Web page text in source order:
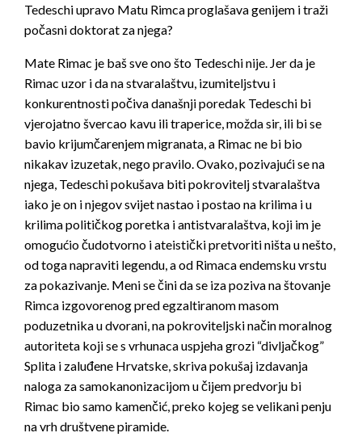
Tedeschi upravo Matu Rimca proglašava genijem i traži
počasni doktorat za njega?
Mate Rimac je baš sve ono što Tedeschi nije. Jer da je
Rimac uzor i da na stvaralaštvu, izumiteljstvu i
konkurentnosti počiva današnji poredak Tedeschi bi
vjerojatno švercao kavu ili traperice, možda sir, ili bi se
bavio krijumčarenjem migranata, a Rimac ne bi bio
nikakav izuzetak, nego pravilo. Ovako, pozivajući se na
njega, Tedeschi pokušava biti pokrovitelj stvaralaštva
iako je on i njegov svijet nastao i postao na krilima i u
krilima političkog poretka i antistvaralaštva, koji im je
omogućio čudotvorno i ateistički pretvoriti ništa u nešto,
od toga napraviti legendu, a od Rimaca endemsku vrstu
za pokazivanje. Meni se čini da se iza poziva na štovanje
Rimca izgovorenog pred egzaltiranom masom
poduzetnika u dvorani, na pokroviteljski način moralnog
autoriteta koji se s vrhunaca uspjeha grozi “divljačkog”
Splita i zaluđene Hrvatske, skriva pokušaj izdavanja
naloga za samokanonizacijom u čijem predvorju bi
Rimac bio samo kamenčić, preko kojeg se velikani penju
na vrh društvene piramide.